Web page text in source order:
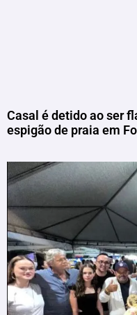
Casal é detido ao ser
espigão de praia em